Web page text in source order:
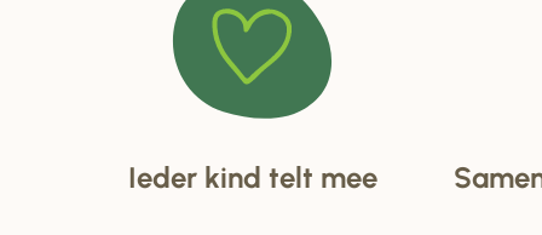
Ieder kind telt mee